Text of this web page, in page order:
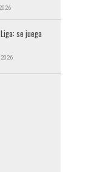
se juega